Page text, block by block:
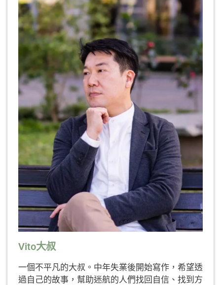
Vito大叔
一個不平凡的大叔。中年失業後開始寫作，希望透
過自己的故事，幫助迷航的人們找回自信、找到方